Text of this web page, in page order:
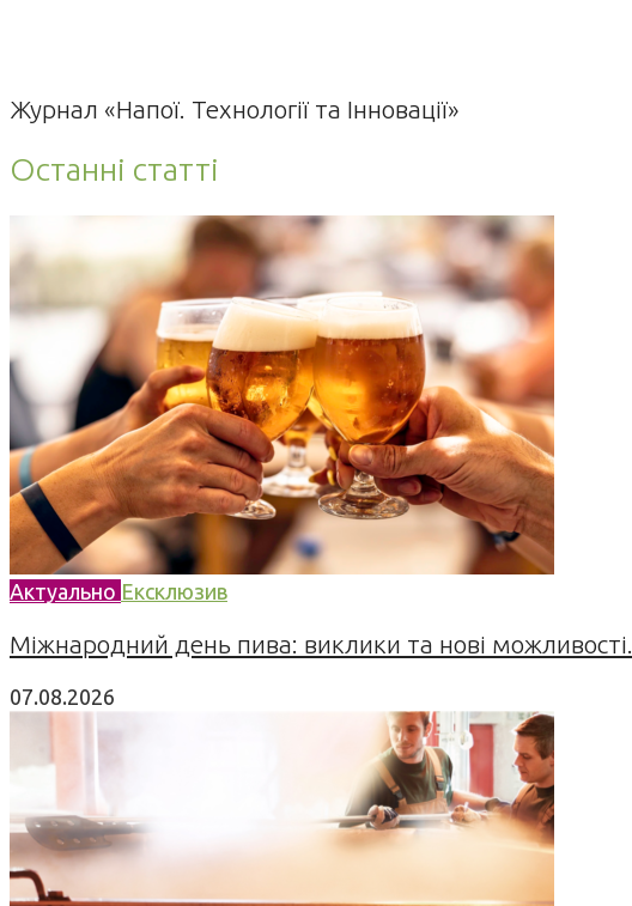
Журнал «Напої. Технології та Інновації»
Останні статті
Актуально Ексклюзив
Міжнародний день пива: виклики та нові можливості...
07.08.2026